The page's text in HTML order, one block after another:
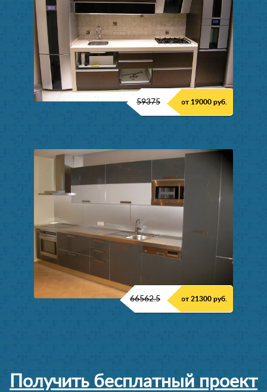
59375 от 19000 руб.
66562.5 от 21300 руб.
Получить бесплатный проект